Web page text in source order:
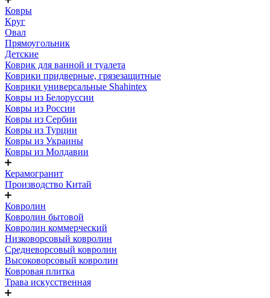
Ковры
Круг
Овал
Прямоугольник
Детские
Коврик для ванной и туалета
Коврики придверные, грязезащитные
Коврики универсальные Shahintex
Ковры из Белоруссии
Ковры из России
Ковры из Сербии
Ковры из Турции
Ковры из Украины
Ковры из Молдавии
Керамогранит
Производство Китай
Ковролин
Ковролин бытовой
Ковролин коммерческий
Низковорсовый ковролин
Средневорсовый ковролин
Высоковорсовый ковролин
Ковровая плитка
Трава искусственная